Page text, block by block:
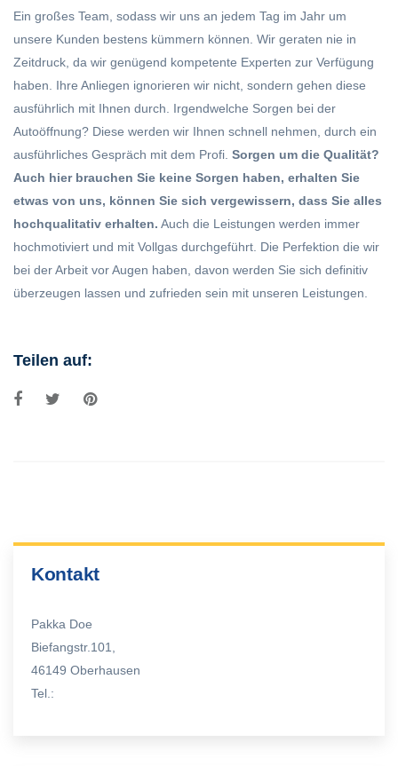
Ein großes Team, sodass wir uns an jedem Tag im Jahr um
unsere Kunden bestens kümmern können. Wir geraten nie in
Zeitdruck, da wir genügend kompetente Experten zur Verfügung
haben. Ihre Anliegen ignorieren wir nicht, sondern gehen diese
ausführlich mit Ihnen durch. Irgendwelche Sorgen bei der
Autoöffnung? Diese werden wir Ihnen schnell nehmen, durch ein
ausführliches Gespräch mit dem Profi. Sorgen um die Qualität?
Auch hier brauchen Sie keine Sorgen haben, erhalten Sie
etwas von uns, können Sie sich vergewissern, dass Sie alles
hochqualitativ erhalten. Auch die Leistungen werden immer
hochmotiviert und mit Vollgas durchgeführt. Die Perfektion die wir
bei der Arbeit vor Augen haben, davon werden Sie sich definitiv
überzeugen lassen und zufrieden sein mit unseren Leistungen.
Teilen auf:
Kontakt
Pakka Doe
Biefangstr.101,
46149 Oberhausen
Tel.: